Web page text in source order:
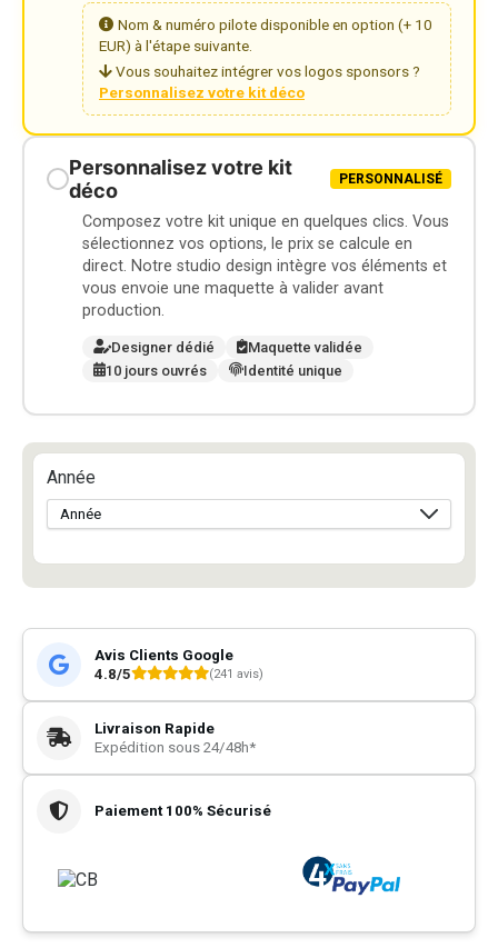
Nom & numéro pilote disponible en option (+ 10
EUR) à l'étape suivante.
Vous souhaitez intégrer vos logos sponsors ?
Personnalisez votre kit déco
Personnalisez votre kit
déco
PERSONNALISÉ
Composez votre kit unique en quelques clics. Vous
sélectionnez vos options, le prix se calcule en
direct. Notre studio design intègre vos éléments et
vous envoie une maquette à valider avant
production.
Designer dédié
Maquette validée
10 jours ouvrés
Identité unique
Année
Avis Clients Google
4.8/5
(241 avis)
Livraison Rapide
Expédition sous 24/48h*
Paiement 100% Sécurisé